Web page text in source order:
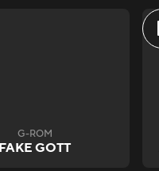
G-ROM
FAKE GOTT